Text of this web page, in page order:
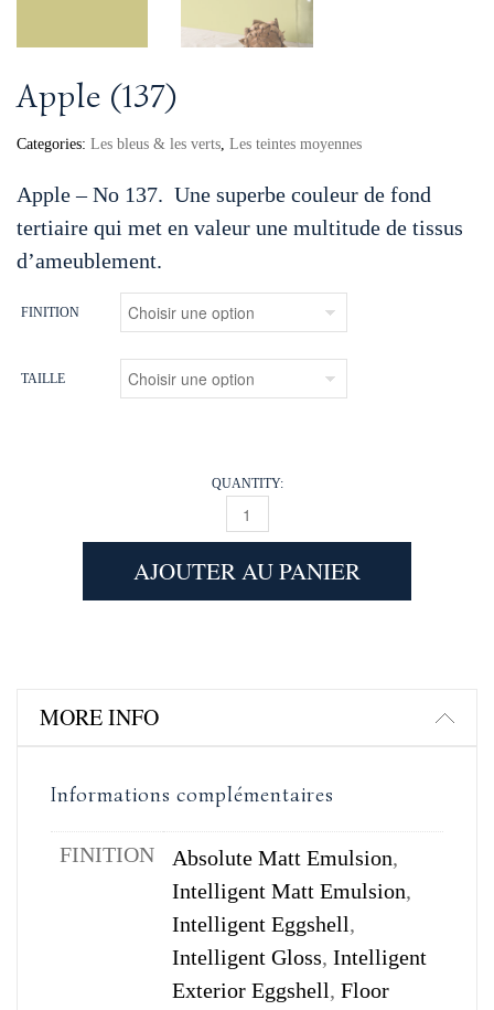
Apple (137)
Categories: Les bleus & les verts, Les teintes moyennes
Apple – No 137. Une superbe couleur de fond
tertiaire qui met en valeur une multitude de tissus
d’ameublement.
FINITION
TAILLE
QUANTITY:
APPLE (137) QUANTITY
AJOUTER AU PANIER
MORE INFO
Informations complémentaires
FINITION Absolute Matt Emulsion,
Intelligent Matt Emulsion,
Intelligent Eggshell,
Intelligent Gloss, Intelligent
Exterior Eggshell, Floor